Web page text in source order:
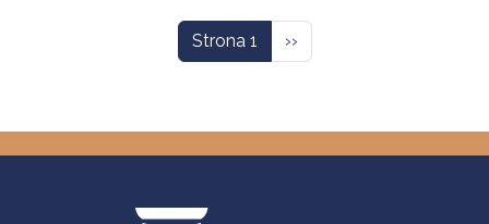
Strona 1 Następna strona
››